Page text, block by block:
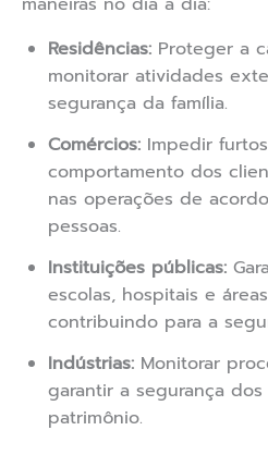
Residências: Proteger a
monitorar atividades
segurança da família.
Comércios: Impedir
comportamento dos
nas operações de
pessoas.
Instituições públicas:
escolas, hospitais e
contribuindo para a
Indústrias: Monitorar
garantir a segurança
patrimônio.